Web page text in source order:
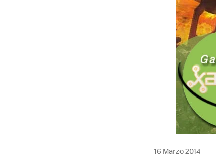
16 Marzo 2014